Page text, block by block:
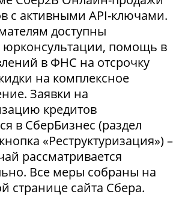
с активными API-ключами.
доступны
юрконсультации, помощь в
в ФНС на отсрочку
на комплексное
Заявки на
кредитов
в СберБизнес (раздел
«Реструктуризация») –
рассматривается
Все меры собраны на
странице сайта Сбера.